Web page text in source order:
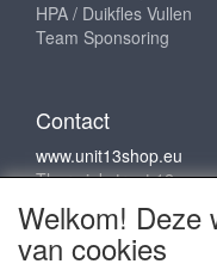
HPA / Duikfles Vullen
Team Sponsoring
Contact
www.unit13shop.eu
Thermiekstraat 12
6361 HB Nuth
info@unit13shop.eu
Welkom! Deze
van cookies